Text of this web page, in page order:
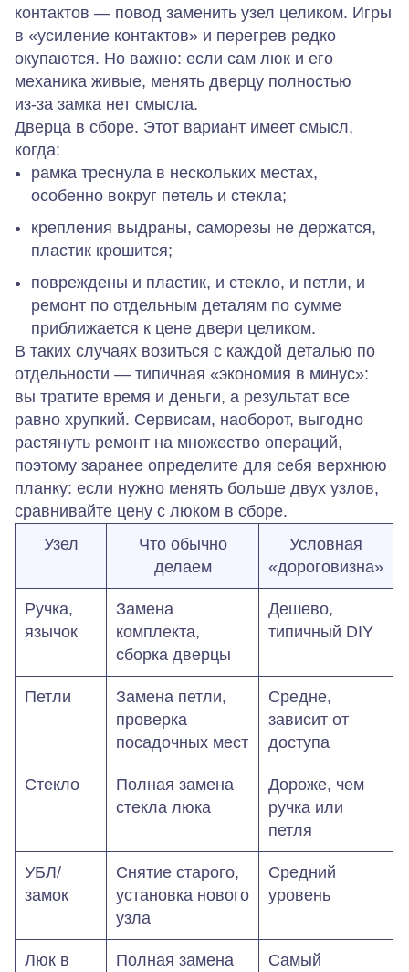
контактов — повод заменить узел целиком. Игры
в «усиление контактов» и перегрев редко
окупаются. Но важно: если сам люк и его
механика живые, менять дверцу полностью
из‑за замка нет смысла.
Дверца в сборе. Этот вариант имеет смысл,
когда:
рамка треснула в нескольких местах,
особенно вокруг петель и стекла;
крепления выдраны, саморезы не держатся,
пластик крошится;
повреждены и пластик, и стекло, и петли, и
ремонт по отдельным деталям по сумме
приближается к цене двери целиком.
В таких случаях возиться с каждой деталью по
отдельности — типичная «экономия в минус»:
вы тратите время и деньги, а результат все
равно хрупкий. Сервисам, наоборот, выгодно
растянуть ремонт на множество операций,
поэтому заранее определите для себя верхнюю
планку: если нужно менять больше двух узлов,
сравнивайте цену с люком в сборе.
Узел
Что обычно
делаем
Условная
«дороговизна»
Ручка,
язычок
Замена
комплекта,
сборка дверцы
Дешево,
типичный DIY
Петли
Замена петли,
проверка
посадочных мест
Средне,
зависит от
доступа
Стекло
Полная замена
стекла люка
Дороже, чем
ручка или
петля
УБЛ/
замок
Снятие старого,
установка нового
узла
Средний
уровень
Люк в
Полная замена
Самый